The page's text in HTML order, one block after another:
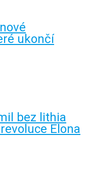
ukončí
bez lithia
Elona